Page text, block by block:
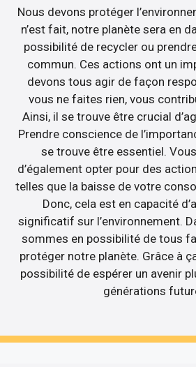
Nous devons protéger
n’est fait, notre planète sera en
possibilité de recycler ou
commun. Ces actions ont un
devons tous agir de façon
vous ne faites rien, vous
Ainsi, il se trouve être crucial
Prendre conscience de
se trouve être essentiel.
d’également opter pour des
telles que la baisse de votre
Donc, cela est en capacité
significatif sur l’environnement.
sommes en possibilité de tous
protéger notre planète. Grâce à
possibilité de espérer un avenir
générations